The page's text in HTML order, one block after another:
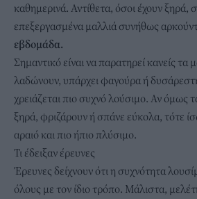
καθημερινά. Αντίθετα, όσοι έχουν ξηρά,
επεξεργασμένα μαλλιά συνήθως
εβδομάδα.
Σημαντικό είναι να παρατηρεί κανείς τα
λαδώνουν, υπάρχει φαγούρα ή
χρειάζεται πιο συχνό λούσιμο. Αν όμως
ξηρά, φριζάρουν ή σπάνε εύκολα, τότε
αραιό και πιο ήπιο πλύσιμο.
Τι έδειξαν έρευνες
Έρευνες δείχνουν ότι η συχνότητα
όλους με τον ίδιο τρόπο. Μάλιστα,